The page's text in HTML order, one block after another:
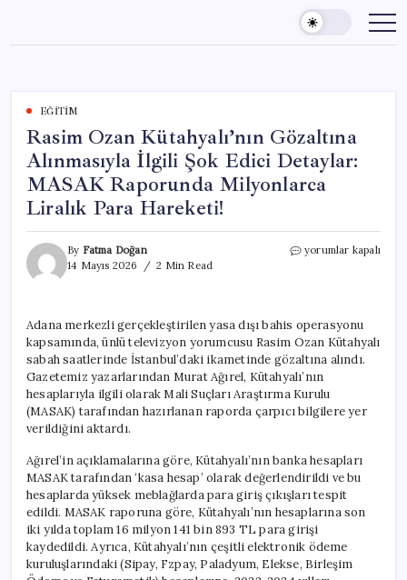
content
EĞITIM
Rasim Ozan Kütahyalı’nın Gözaltına
Alınmasıyla İlgili Şok Edici Detaylar:
MASAK Raporunda Milyonlarca
Liralık Para Hareketi!
By Fatma Doğan
14 Mayıs 2026
2 Min Read
Rasim
İlgili
Şok
Edici
Detaylar:
MASAK
Raporunda
Milyonlarca
Hareketi!
için
yorumlar kapalı
Adana merkezli gerçekleştirilen yasa dışı bahis operasyonu
kapsamında, ünlü televizyon yorumcusu Rasim Ozan Kütahyalı
sabah saatlerinde İstanbul’daki ikametinde gözaltına alındı.
Gazetemiz yazarlarından Murat Ağırel, Kütahyalı’nın
hesaplarıyla ilgili olarak Mali Suçları Araştırma Kurulu
(MASAK) tarafından hazırlanan raporda çarpıcı bilgilere yer
verildiğini aktardı.
Ağırel’in açıklamalarına göre, Kütahyalı’nın banka hesapları
MASAK tarafından ‘kasa hesap’ olarak değerlendirildi ve bu
hesaplarda yüksek meblağlarda para giriş çıkışları tespit
edildi. MASAK raporuna göre, Kütahyalı’nın hesaplarına son
iki yılda toplam 16 milyon 141 bin 893 TL para girişi
kaydedildi. Ayrıca, Kütahyalı’nın çeşitli elektronik ödeme
kuruluşlarındaki (Sipay, Fzpay, Paladyum, Elekse, Birleşim